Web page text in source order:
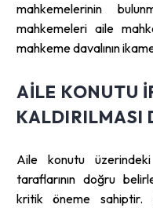
mahkemelerinin
mahkemeleri aile
mahkeme davalının
AILE KONUTU
KALDIRILMASI
Aile konutu üzerindeki
taraflarının doğru
kritik öneme sahiptir.